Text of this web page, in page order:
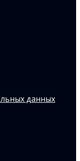
данных